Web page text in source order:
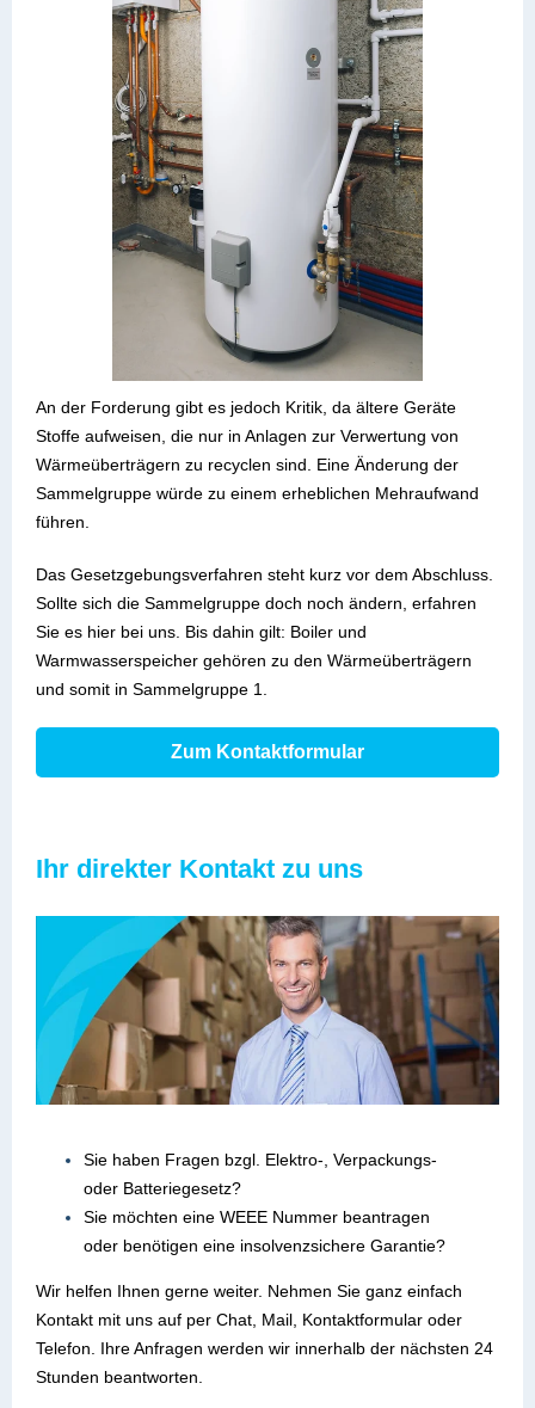
An der Forderung gibt es jedoch Kritik, da ältere Geräte
Stoffe aufweisen, die nur in Anlagen zur Verwertung von
Wärmeüberträgern zu recyclen sind. Eine Änderung der
Sammelgruppe würde zu einem erheblichen Mehraufwand
führen.
Das Gesetzgebungsverfahren steht kurz vor dem Abschluss.
Sollte sich die Sammelgruppe doch noch ändern, erfahren
Sie es hier bei uns. Bis dahin gilt: Boiler und
Warmwasserspeicher gehören zu den Wärmeüberträgern
und somit in Sammelgruppe 1.
Zum Kontaktformular
Ihr direkter Kontakt zu uns
Sie haben Fragen bzgl. Elektro-, Verpackungs-
oder Batteriegesetz?
Sie möchten eine WEEE Nummer beantragen
oder benötigen eine insolvenzsichere Garantie?
Wir helfen Ihnen gerne weiter. Nehmen Sie ganz einfach
Kontakt mit uns auf per Chat, Mail, Kontaktformular oder
Telefon. Ihre Anfragen werden wir innerhalb der nächsten 24
Stunden beantworten.